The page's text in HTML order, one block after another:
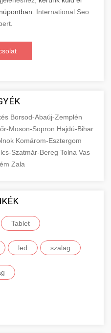
International Seo
.
Borsod-Abaúj-Zemplén
Moson-Sopron Hajdú-Bihar
Komárom-Esztergom
Szatmár-Bereg Tolna Vas
Zala
Tablet
led szalag